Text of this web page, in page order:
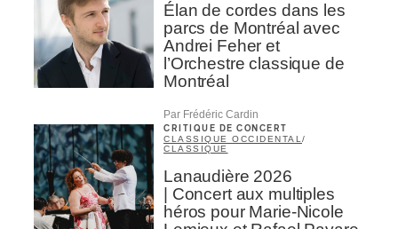
Élan de cordes dans les
parcs de Montréal avec
Andrei Feher et
l’Orchestre classique de
Montréal
Par Frédéric Cardin
CRITIQUE DE CONCERT
CLASSIQUE OCCIDENTAL /
CLASSIQUE
Lanaudière 2026
| Concert aux multiples
héros pour Marie-Nicole